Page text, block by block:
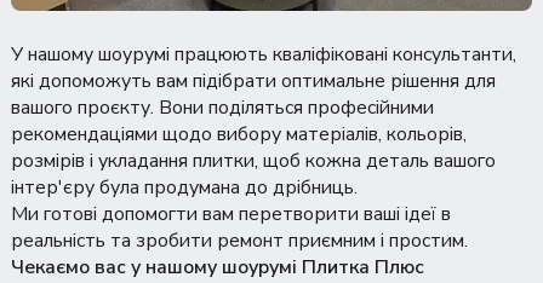
У нашому шоурумі працюють кваліфіковані консультанти,
які допоможуть вам підібрати оптимальне рішення для
вашого проєкту. Вони поділяться професійними
рекомендаціями щодо вибору матеріалів, кольорів,
розмірів і укладання плитки, щоб кожна деталь вашого
інтер'єру була продумана до дрібниць.
Ми готові допомогти вам перетворити ваші ідеї в
реальність та зробити ремонт приємним і простим.
Чекаємо вас у нашому шоурумі Плитка Плюс